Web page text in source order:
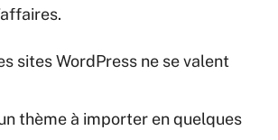
sites WordPress ne se valent
thème à importer en quelques